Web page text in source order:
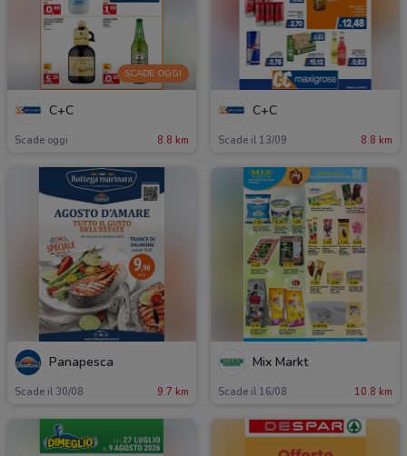
SCADE OGGI
C+C
Scade oggi 8.8 km
C+C
Scade il 13/09 8.8 km
Panapesca
Scade il 30/08 9.7 km
Mix Markt
Scade il 16/08 10.8 km